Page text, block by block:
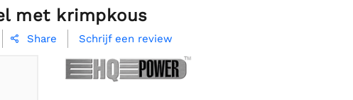
met krimpkous
 Share Schrijf een review